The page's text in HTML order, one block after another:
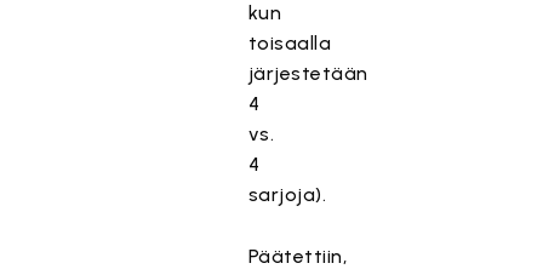
kun
toisaalla
järjestetään
4
vs.
4
sarjoja).
Päätettiin,